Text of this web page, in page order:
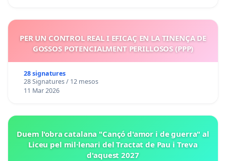
PER UN CONTROL REAL I EFICAÇ EN LA TINENÇA DE
GOSSOS POTENCIALMENT PERILLOSOS (PPP)
28 signatures
28 Signatures / 12 mesos
11 Mar 2026
Duem l'obra catalana "Cançó d'amor i de guerra" al
Liceu pel mil·lenari del Tractat de Pau i Treva
d'aquest 2027